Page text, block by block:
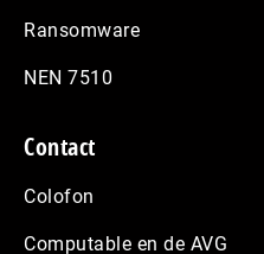
Ransomware
NEN 7510
Contact
Colofon
Computable en de AVG